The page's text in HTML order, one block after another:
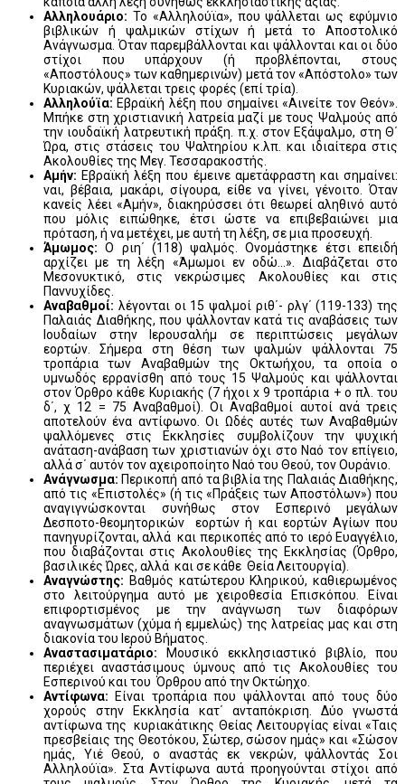
Αλληλουάριο: Το «Αλληλούϊα», που ψάλλεται ως εφύμνιο
βιβλικών ή ψαλμικών στίχων ή μετά το Αποστολικό
Ανάγνωσμα. Όταν παρεμβάλλονται και ψάλλονται και οι δύο
στίχοι που υπάρχουν (ή προβλέπονται, στους
«Αποστόλους» των καθημερινών) μετά τον «Απόστολο» των
Κυριακών, ψάλλεται τρεις φορές (επί τρία).
Αλληλούϊα: Εβραϊκή λέξη που σημαίνει «Αινείτε τον Θεόν».
Μπήκε στη χριστιανική λατρεία μαζί με τους Ψαλμούς από
την ιουδαϊκή λατρευτική πράξη. π.χ. στον Εξάψαλμο, στη Θ΄
Ώρα, στις στάσεις του Ψαλτηρίου κ.λπ. και ιδιαίτερα στις
Ακολουθίες της Μεγ. Τεσσαρακοστής.
Αμήν: Εβραϊκή λέξη που έμεινε αμετάφραστη και σημαίνει:
ναι, βέβαια, μακάρι, σίγουρα, είθε να γίνει, γένοιτο. Όταν
κανείς λέει «Αμήν», διακηρύσσει ότι θεωρεί αληθινό αυτό
που μόλις ειπώθηκε, έτσι ώστε να επιβεβαιώνει μια
πρόταση, ή να μετέχει, με αυτή τη λέξη, σε μια προσευχή.
Άμωμος: Ο ριη΄ (118) ψαλμός. Ονομάστηκε έτσι επειδή
αρχίζει με τη λέξη «Άμωμοι εν οδώ...». Διαβάζεται στο
Μεσονυκτικό, στις νεκρώσιμες Ακολουθίες και στις
Παννυχίδες.
Αναβαθμοί: λέγονται οι 15 ψαλμοί ριθ΄- ρλγ΄ (119-133) της
Παλαιάς Διαθήκης, που ψάλλονταν κατά τις αναβάσεις των
Ιουδαίων στην Ιερουσαλήμ σε περιπτώσεις μεγάλων
εορτών. Σήμερα στη θέση των ψαλμών ψάλλονται 75
τροπάρια των Αναβαθμών της Οκτωήχου, τα οποία ο
υμνωδός ερρανίσθη από τους 15 Ψαλμούς και ψάλλονται
στον Όρθρο κάθε Κυριακής (7 ήχοι x 9 τροπάρια + ο πλ. του
δ΄, χ 12 = 75 Αναβαθμοί). Οι Αναβαθμοί αυτοί ανά τρεις
αποτελούν ένα αντίφωνο. Οι Ωδές αυτές των Αναβαθμών
ψαλλόμενες στις Εκκλησίες συμβολίζουν την ψυχική
ανάταση-ανάβαση των χριστιανών όχι στο Ναό τον επίγειο,
αλλά σ΄ αυτόν τον αχειροποίητο Ναό του Θεού, τον Ουράνιο.
Ανάγνωσμα: Περικοπή από τα βιβλία της Παλαιάς Διαθήκης,
από τις «Επιστολές» (ή τις «Πράξεις των Αποστόλων») που
αναγιγνώσκονται συνήθως στον Εσπερινό μεγάλων
Δεσποτο-θεομητορικών εορτών ή και εορτών Αγίων που
πανηγυρίζονται, αλλά και περικοπές από το ιερό Ευαγγέλιο,
που διαβάζονται στις Ακολουθίες της Εκκλησίας (Όρθρο,
βασιλικές Ώρες, αλλά και σε κάθε Θεία Λειτουργία).
Αναγνώστης: Βαθμός κατώτερου Κληρικού, καθιερωμένος
στο λειτούργημα αυτό με χειροθεσία Επισκόπου. Είναι
επιφορτισμένος με την ανάγνωση των διαφόρων
αναγνωσμάτων (χύμα ή εμμελώς) της λατρείας μας και στη
διακονία του Ιερού Βήματος.
Αναστασιματάριο: Μουσικό εκκλησιαστικό βιβλίο, που
περιέχει αναστάσιμους ύμνους από τις Ακολουθίες του
Εσπερινού και του Όρθρου από την Οκτώηχο.
Αντίφωνα: Είναι τροπάρια που ψάλλονται από τους δύο
χορούς στην Εκκλησία κατ΄ ανταπόκριση. Δύο γνωστά
αντίφωνα της κυριακάτικης Θείας Λειτουργίας είναι «Ταις
πρεσβείαις της Θεοτόκου, Σώτερ, σώσον ημάς» και «Σώσον
ημάς, Υιέ Θεού, ο αναστάς εκ νεκρών, ψάλλοντάς Σοι
Αλληλούϊα». Στα Αντίφωνα αυτά προηγούνται στίχοι από